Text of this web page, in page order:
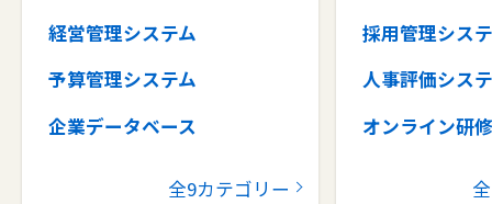
経営管理システム
予算管理システム
企業データベース
全9カテゴリー
採用管理シス
人事評価シス
オンライン研